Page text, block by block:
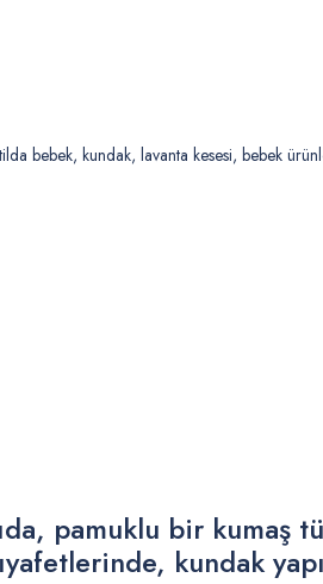
bebek, kundak, lavanta kesesi, bebek
pamuklu bir kumaş
kundak